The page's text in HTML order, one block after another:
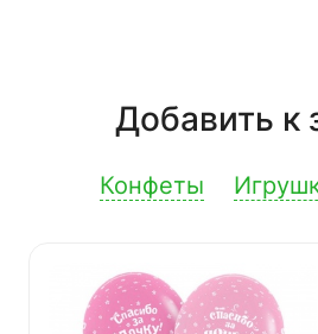
Добавить к
Конфеты